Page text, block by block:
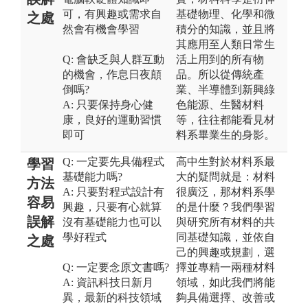
之處
可，有興趣或需求自
然會有機會學習
Q: 會缺乏與人群互動
的機會，作息日夜顛
倒嗎?
A: 只要保持身心健
康，良好的運動習慣
即可
基礎物理、化學和微
積分的知識，並且將
其應用至人類日常生
活上用到的所有物
品。所以從傳統產
業、半導體到新興綠
色能源、生醫材料
等，往往都能看見材
料系畢業生的身影。
學習
方法
容易
誤解
之處
Q: 一定要先具備程式
基礎能力嗎?
A: 只要對程式設計有
興趣，只要有心就算
沒有基礎能力也可以
學好程式
Q: 一定要念原文書嗎?
A: 資訊科技日新月
異，最新的科技領域
高中生對於材料系最
大的疑問就是：材料
很廣泛，那材料系學
的是什麼？我們學習
與研究所有材料的共
同基礎知識，並依自
己的興趣或規劃，選
擇並專精一兩種材料
領域，如此我們將能
夠具備選擇、改善或